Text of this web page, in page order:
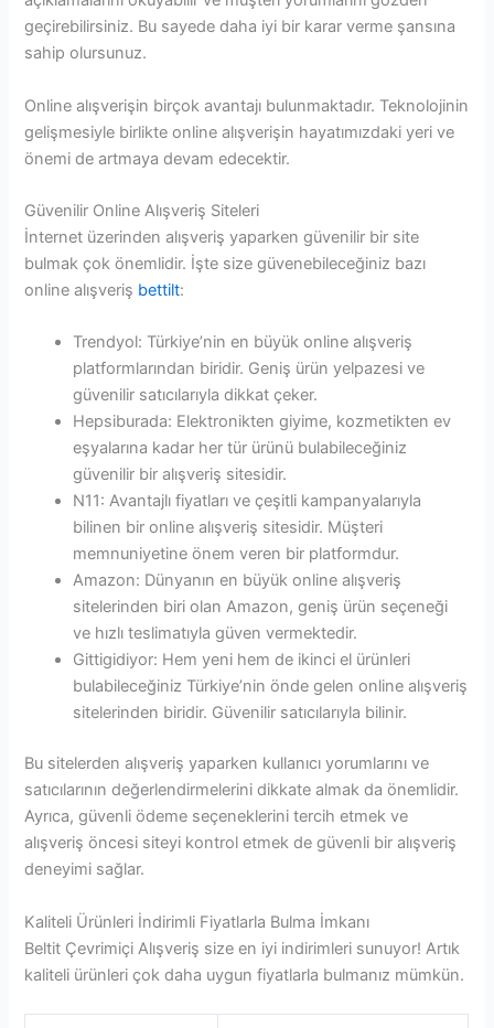
geçirebilirsiniz. Bu sayede daha iyi bir karar verme şansına
sahip olursunuz.
Online alışverişin birçok avantajı bulunmaktadır. Teknolojinin
gelişmesiyle birlikte online alışverişin hayatımızdaki yeri ve
önemi de artmaya devam edecektir.
Güvenilir Online Alışveriş Siteleri
İnternet üzerinden alışveriş yaparken güvenilir bir site
bulmak çok önemlidir. İşte size güvenebileceğiniz bazı
online alışveriş bettilt:
Trendyol: Türkiye’nin en büyük online alışveriş
platformlarından biridir. Geniş ürün yelpazesi ve
güvenilir satıcılarıyla dikkat çeker.
Hepsiburada: Elektronikten giyime, kozmetikten ev
eşyalarına kadar her tür ürünü bulabileceğiniz
güvenilir bir alışveriş sitesidir.
N11: Avantajlı fiyatları ve çeşitli kampanyalarıyla
bilinen bir online alışveriş sitesidir. Müşteri
memnuniyetine önem veren bir platformdur.
Amazon: Dünyanın en büyük online alışveriş
sitelerinden biri olan Amazon, geniş ürün seçeneği
ve hızlı teslimatıyla güven vermektedir.
Gittigidiyor: Hem yeni hem de ikinci el ürünleri
bulabileceğiniz Türkiye’nin önde gelen online alışveriş
sitelerinden biridir. Güvenilir satıcılarıyla bilinir.
Bu sitelerden alışveriş yaparken kullanıcı yorumlarını ve
satıcılarının değerlendirmelerini dikkate almak da önemlidir.
Ayrıca, güvenli ödeme seçeneklerini tercih etmek ve
alışveriş öncesi siteyi kontrol etmek de güvenli bir alışveriş
deneyimi sağlar.
Kaliteli Ürünleri İndirimli Fiyatlarla Bulma İmkanı
Beltit Çevrimiçi Alışveriş size en iyi indirimleri sunuyor! Artık
kaliteli ürünleri çok daha uygun fiyatlarla bulmanız mümkün.